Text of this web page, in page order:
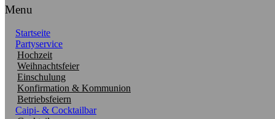
Menu
Startseite
Partyservice
Hochzeit
Weihnachtsfeier
Einschulung
Konfirmation & Kommunion
Betriebsfeiern
Caipi- & Cocktailbar